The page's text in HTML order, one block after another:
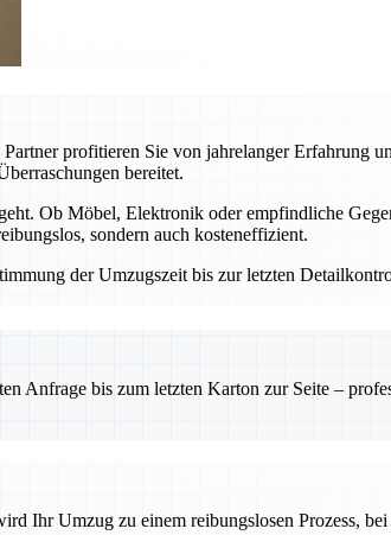
profitieren Sie von jahrelanger Erfahrung
bereitet.
Ob Möbel, Elektronik oder empfindliche
sondern auch kosteneffizient.
der Umzugszeit bis zur letzten
Anfrage bis zum letzten Karton zur Seite –
Ihr Umzug zu einem reibungslosen Prozess,